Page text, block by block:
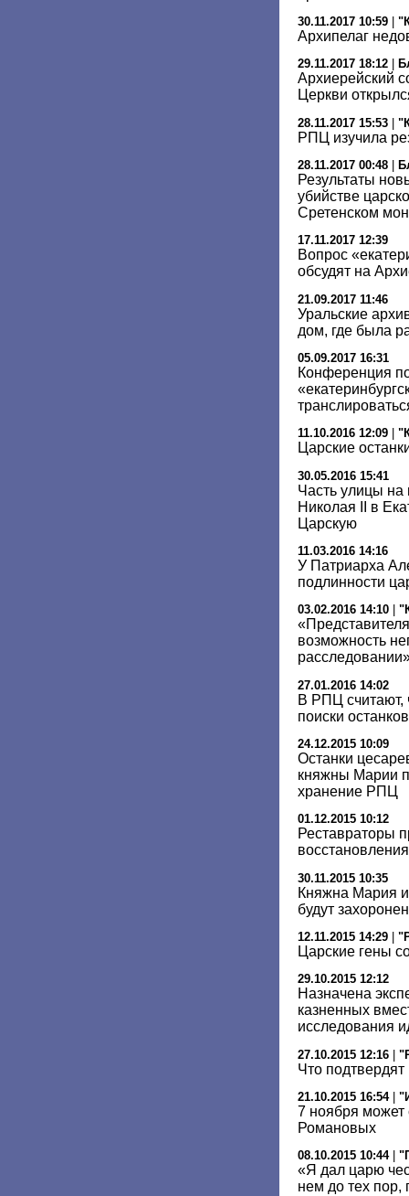
30.11.2017 10:59
Архипелаг
29.11.2017 18:12
Архиерейский
Церкви
28.11.2017 15:53
РПЦ изучила
28.11.2017 00:48
Результаты
убийстве
Сретенском
17.11.2017 12:39
Вопрос
обсудят на
21.09.2017 11:46
Уральские
дом, где была
05.09.2017 16:31
Конференция
11.10.2016 12:09
Царские
30.05.2016 15:41
Часть улицы на
Николая II в
Царскую
11.03.2016 14:16
У Патриарха
подлинности
03.02.2016 14:10
возможность
27.01.2016 14:02
В РПЦ считают,
поиски
24.12.2015 10:09
Останки
княжны Марии
хранение РПЦ
01.12.2015 10:12
Реставраторы
30.11.2015 10:35
Княжна Мария
будут
12.11.2015 14:29
Царские гены
29.10.2015 12:12
Назначена
казненных
исследования
27.10.2015 12:16 |
Что
21.10.2015 16:54|
7 ноября может
Романовых
08.10.2015 10:44|
«Я дал царю
нем до тех пор,